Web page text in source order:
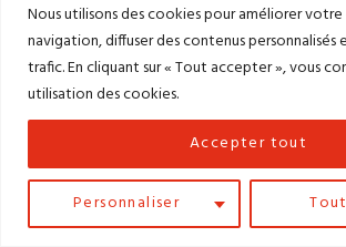
Nous utilisons des cookies pour améliorer
navigation, diffuser des contenus personnalisés
trafic. En cliquant sur « Tout accepter », vous
utilisation des cookies.
Personnaliser
Accepter tout
Conditions générales de vente
Site Réalisé parLiraCom– Création
Community Management
Jura